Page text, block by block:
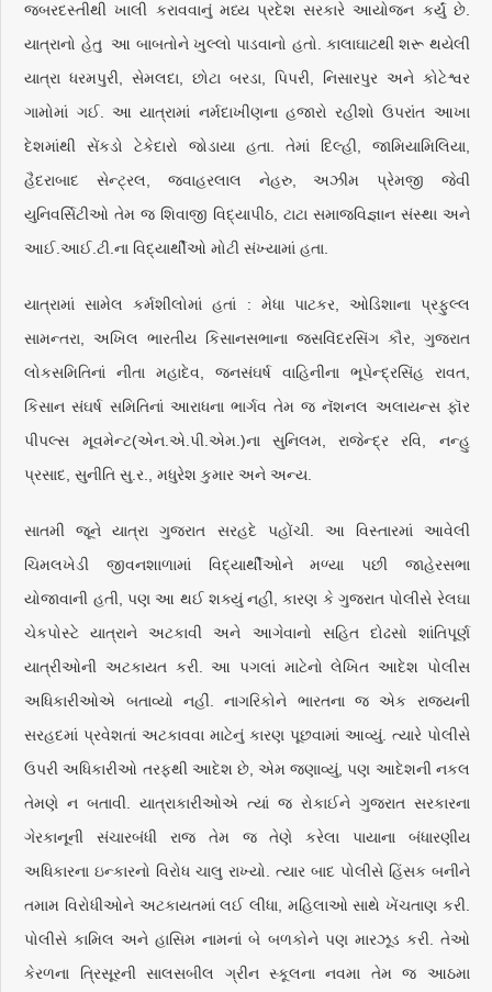
જબરદસ્તીથી ખાલી કરાવવાનું મધ્ય પ્રદેશ સરકારે આયોજન કર્યું છે.
યાત્રાનો હેતુ આ બાબતોને ખુલ્લો પાડવાનો હતો. કાલાઘાટથી શરૂ થયેલી
યાત્રા ધરમપુરી, સેમલદા, છોટા બરડા, પિપરી, નિસારપુર અને કોટેશ્વર
ગામોમાં ગઈ. આ યાત્રામાં નર્મદાખીણના હજારો રહીશો ઉપરાંત આખા
દેશમાંથી સેંકડો ટેકેદારો જોડાયા હતા. તેમાં દિલ્હી, જામિયામિલિયા,
હૈદરાબાદ સેન્ટ્રલ, જવાહરલાલ નેહરુ, અઝીમ પ્રેમજી જેવી
યુનિવર્સિટીઓ તેમ જ શિવાજી વિદ્યાપીઠ, ટાટા સમાજવિજ્ઞાન સંસ્થા અને
આઈ.આઈ.ટી.ના વિદ્યાર્થીઓ મોટી સંખ્યામાં હતા.
યાત્રામાં સામેલ કર્મશીલોમાં હતાં : મેધા પાટકર, ઓડિશાના પ્રફુલ્લ
સામન્તરા, અખિલ ભારતીય કિસાનસભાના જસવિંદરસિંગ કૌર, ગુજરાત
લોકસમિતિનાં નીતા મહાદેવ, જનસંઘર્ષ વાહિનીના ભૂપેન્દ્રસિંહ રાવત,
કિસાન સંઘર્ષ સમિતિનાં આરાધના ભાર્ગવ તેમ જ નૅશનલ અલાયન્સ ફૉર
પીપલ્સ મૂવમેન્ટ(એન.એ.પી.એમ.)ના સુનિલમ, રાજેન્દ્ર રવિ, નન્હુ
પ્રસાદ, સુનીતિ સુ.ર., મધુરેશ કુમાર અને અન્ય.
સાતમી જૂને યાત્રા ગુજરાત સરહદે પહોંચી. આ વિસ્તારમાં આવેલી
ચિમલખેડી જીવનશાળામાં વિદ્યાર્થીઓને મળ્યા પછી જાહેરસભા
યોજાવાની હતી, પણ આ થઈ શક્યું નહીં, કારણ કે ગુજરાત પોલીસે રેલઘા
ચેકપોસ્ટે યાત્રાને અટકાવી અને આગેવાનો સહિત દોઢસો શાંતિપૂર્ણ
યાત્રીઓની અટકાયત કરી. આ પગલાં માટેનો લેખિત આદેશ પોલીસ
અધિકારીઓએ બતાવ્યો નહીં. નાગરિકોને ભારતના જ એક રાજ્યની
સરહદમાં પ્રવેશતાં અટકાવવા માટેનું કારણ પૂછવામાં આવ્યું. ત્યારે પોલીસે
ઉપરી અધિકારીઓ તરફથી આદેશ છે, એમ જણાવ્યું, પણ આદેશની નકલ
તેમણે ન બતાવી. યાત્રાકારીઓએ ત્યાં જ રોકાઈને ગુજરાત સરકારના
ગેરકાનૂની સંચારબંધી રાજ તેમ જ તેણે કરેલા પાયાના બંધારણીય
અધિકારના ઇન્કારનો વિરોધ ચાલુ રાખ્યો. ત્યાર બાદ પોલીસે હિંસક બનીને
તમામ વિરોધીઓને અટકાયતમાં લઈ લીધા, મહિલાઓ સાથે ખેંચતાણ કરી.
પોલીસે કામિલ અને હાસિમ નામનાં બે બળકોને પણ મારઝૂડ કરી. તેઓ
કેરળના ત્રિસૂરની સાલસબીલ ગ્રીન સ્કૂલના નવમા તેમ જ આઠમા